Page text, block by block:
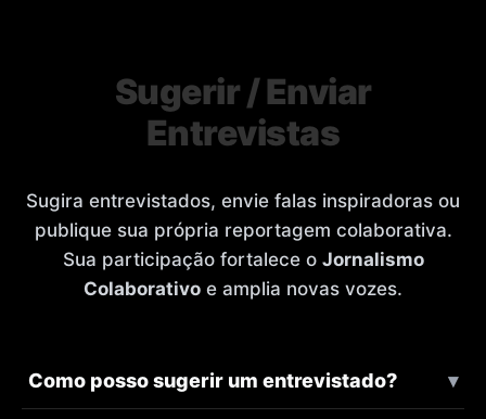
Sugerir / Enviar
Entrevistas
Sugira entrevistados, envie falas inspiradoras ou
publique sua própria reportagem colaborativa.
Sua participação fortalece o Jornalismo
Colaborativo e amplia novas vozes.
Como posso sugerir um entrevistado?